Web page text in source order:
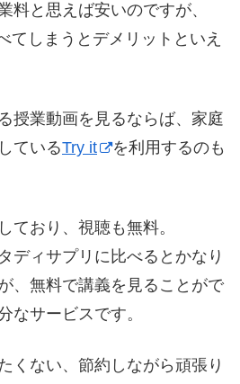
料と思えば安いのですが、
てしまうとデメリットといえ
授業動画を見るならば、家庭
ているTry it
を利用するのも
ており、視聴も無料。
ディサプリに比べるとかなり
、無料で講義を見ることがで
なサービスです。
くない、節約しながら頑張り